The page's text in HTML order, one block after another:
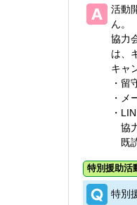
活動
ん。
協力
は、
キャ
・留
・メ
・
協
既
特別援助活
特別